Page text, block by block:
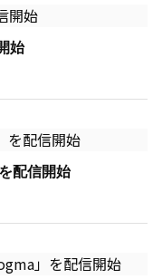
始
配信開始